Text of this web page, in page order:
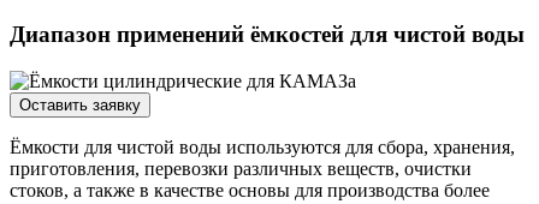
Диапазон применений ёмкостей для чистой воды
Оставить заявку
Ёмкости для чистой воды используются для сбора, хранения,
приготовления, перевозки различных веществ, очистки
стоков, а также в качестве основы для производства более